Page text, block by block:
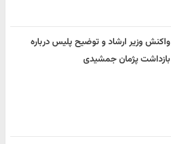
واکنش وزیر ارشاد و توضیح پلیس درباره
بازداشت پژمان جمشیدی